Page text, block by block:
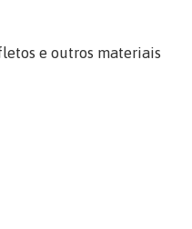
e outros materiais